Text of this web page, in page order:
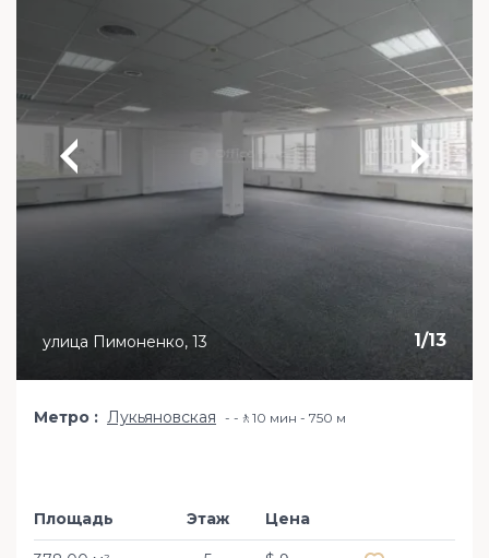
1/13
улица Пимоненко, 13
Метро Лукьяновская -🚶10 мин - 750 м
Площадь Этаж Цена